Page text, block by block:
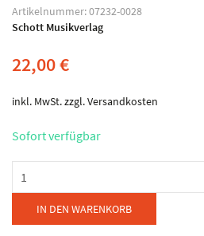
Artikelnummer:07232-0028
Schott Musikverlag
22,00€
inkl. MwSt.zzgl.Versandkosten
Sofort verfügbar
-
Heumann
-
IN DEN WARENKORB